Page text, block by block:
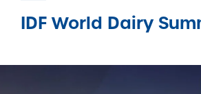
Diergezondheid
IDF World Dairy